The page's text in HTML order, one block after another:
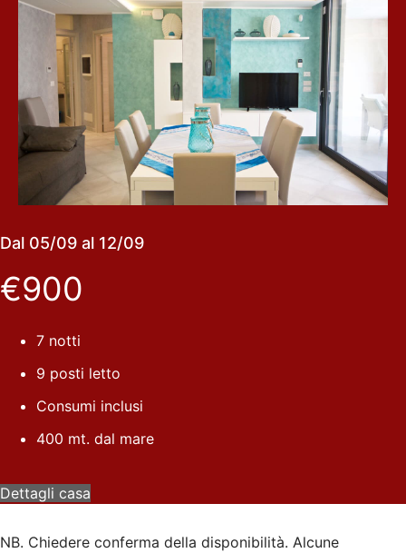
Dal 05/09 al 12/09
€900
7 notti
9 posti letto
Consumi inclusi
400 mt. dal mare
Dettagli casa
NB. Chiedere conferma della disponibilità. Alcune